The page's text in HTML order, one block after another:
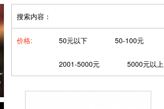
搜索内容：
价格: 50元以下 50-100元
2001-5000元 5000元以上